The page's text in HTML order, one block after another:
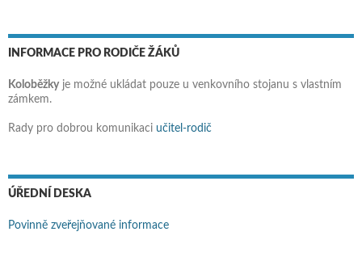
INFORMACE PRO RODIČE ŽÁKŮ
Koloběžkyje možné ukládat pouze u venkovního stojanu s vlastním
zámkem.
Rady pro dobrou komunikaci učitel-rodič
ÚŘEDNÍ DESKA
Povinně zveřejňované informace